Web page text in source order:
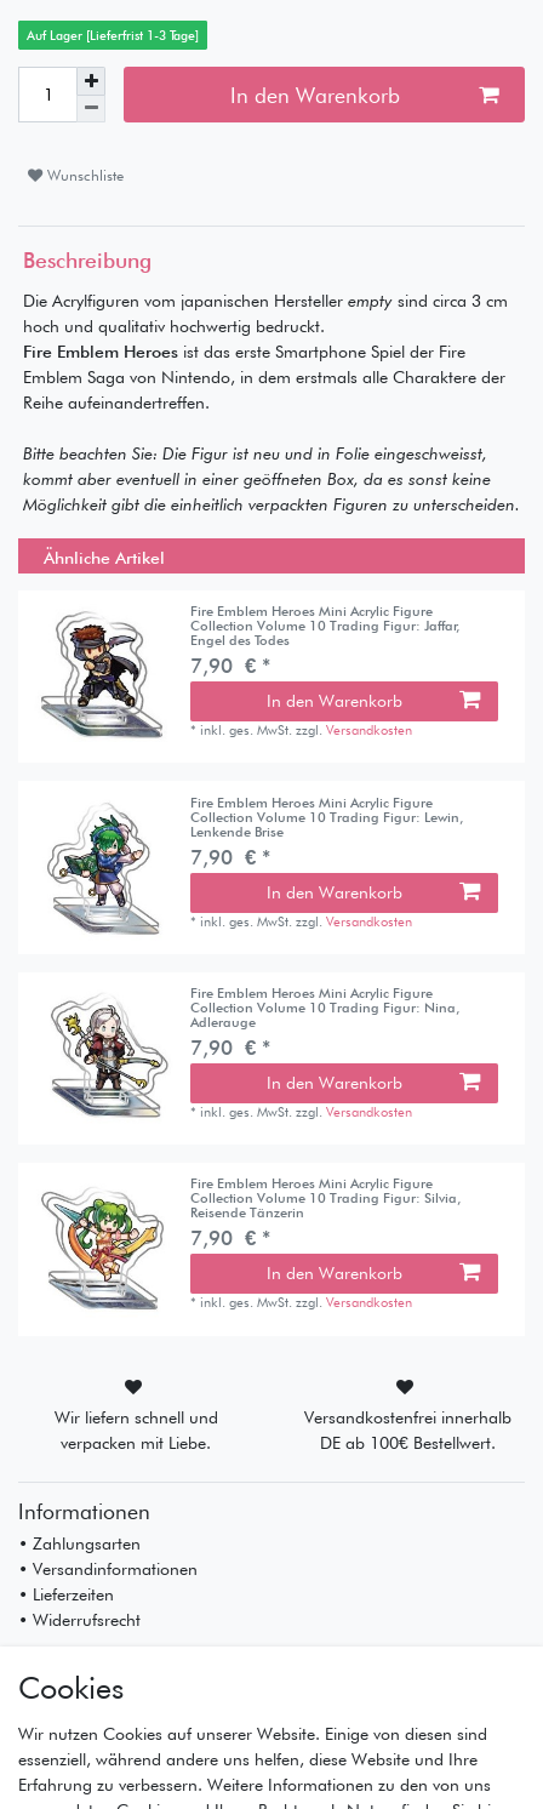
Auf Lager [Lieferfrist 1-3 Tage]
In den Warenkorb
Wunschliste
Beschreibung
Die Acrylfiguren vom japanischen Hersteller emptysind circa 3 cm
hoch und qualitativ hochwertig bedruckt.
Fire Emblem Heroesist das erste Smartphone Spiel der Fire
Emblem Saga von Nintendo, in dem erstmals alle Charaktere der
Reihe aufeinandertreffen.
Bitte beachten Sie: Die Figur ist neu und in Folie eingeschweisst,
kommt aber eventuell in einer geöffneten Box, da es sonst keine
Möglichkeit gibt die einheitlich verpackten Figuren zu unterscheiden.
Ähnliche Artikel
Fire Emblem Heroes Mini Acrylic Figure
Collection Volume 10 Trading Figur: Jaffar,
Engel des Todes
7,90 € *
In den Warenkorb
* inkl. ges. MwSt. zzgl.Versandkosten
Fire Emblem Heroes Mini Acrylic Figure
Collection Volume 10 Trading Figur: Lewin,
Lenkende Brise
7,90 € *
In den Warenkorb
* inkl. ges. MwSt. zzgl.Versandkosten
Fire Emblem Heroes Mini Acrylic Figure
Collection Volume 10 Trading Figur: Nina,
Adlerauge
7,90 € *
In den Warenkorb
* inkl. ges. MwSt. zzgl.Versandkosten
Fire Emblem Heroes Mini Acrylic Figure
Collection Volume 10 Trading Figur: Silvia,
Reisende Tänzerin
7,90 € *
In den Warenkorb
* inkl. ges. MwSt. zzgl.Versandkosten
Wir liefern schnell und
verpacken mit Liebe.
Versandkostenfrei innerhalb
DE ab 100€ Bestellwert.
Informationen
• Zahlungsarten
• Versandinformationen
• Lieferzeiten
• Widerrufsrecht
• Registrierung
• Warenkorb
• Kasse
• Wunschliste
Cookies
Wir nutzen Cookies auf unserer Website. Einige von diesen sind
essenziell, während andere uns helfen, diese Website und Ihre
Erfahrung zu verbessern. Weitere Informationen zu den von uns